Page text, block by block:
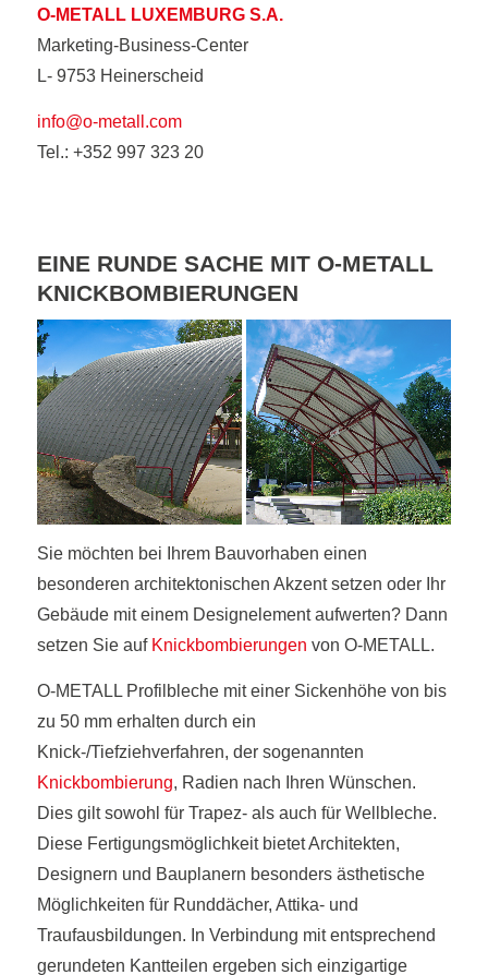
O-METALL LUXEMBURG S.A.
Marketing-Business-Center
L- 9753 Heinerscheid
info@o-metall.com
Tel.: +352 997 323 20
EINE RUNDE SACHE MIT O-METALL
KNICKBOMBIERUNGEN
Sie möchten bei Ihrem Bauvorhaben einen
besonderen architektonischen Akzent setzen oder Ihr
Gebäude mit einem Designelement aufwerten? Dann
setzen Sie auf Knickbombierungen von O-METALL.
O-METALL Profilbleche mit einer Sickenhöhe von bis
zu 50 mm erhalten durch ein
Knick-/Tiefziehverfahren, der sogenannten
Knickbombierung, Radien nach Ihren Wünschen.
Dies gilt sowohl für Trapez- als auch für Wellbleche.
Diese Fertigungsmöglichkeit bietet Architekten,
Designern und Bauplanern besonders ästhetische
Möglichkeiten für Runddächer, Attika- und
Traufausbildungen. In Verbindung mit entsprechend
gerundeten Kantteilen ergeben sich einzigartige